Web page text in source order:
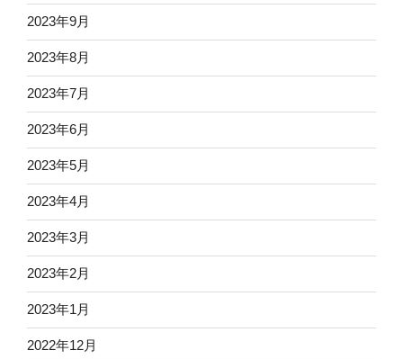
2023年9月
2023年8月
2023年7月
2023年6月
2023年5月
2023年4月
2023年3月
2023年2月
2023年1月
2022年12月